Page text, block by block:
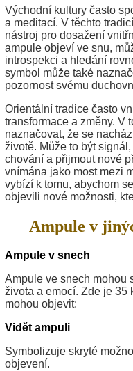
Východní kultury často
a meditací. V těchto
nástroj pro dosažení
ampule objeví ve snu,
introspekci a hledání
symbol může také
pozornost svému
Orientální tradice často
transformace a změny. V
naznačovat, že se
životě. Může to být
chování a přijmout nové
vnímána jako most mezi
vybízí k tomu, abychom
objevili nové možnosti,
Ampule v
Ampule v snech
Ampule ve snech mohou
života a emocí. Zde je 35
mohou objevit:
Vidět ampuli
Symbolizuje skryté
objevení.